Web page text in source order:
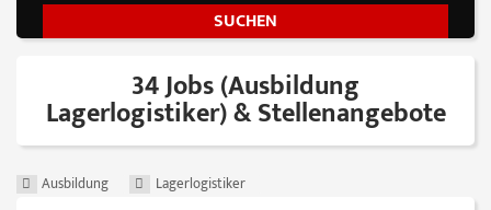
34 Jobs (Ausbildung
Lagerlogistiker) & Stellenangebote
Ausbildung Lagerlogistiker